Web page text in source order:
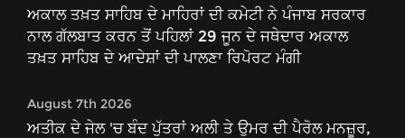
ਅਕਾਲ ਤਖ਼ਤ ਸਾਹਿਬ ਦੇ ਮਾਹਿਰਾਂ ਦੀ ਕਮੇਟੀ ਨੇ ਪੰਜਾਬ ਸਰਕਾਰ
ਨਾਲ ਗੱਲਬਾਤ ਕਰਨ ਤੋਂ ਪਹਿਲਾਂ 29 ਜੂਨ ਦੇ ਜਥੇਦਾਰ ਅਕਾਲ
ਤਖ਼ਤ ਸਾਹਿਬ ਦੇ ਆਦੇਸ਼ਾਂ ਦੀ ਪਾਲਣਾ ਰਿਪੋਰਟ ਮੰਗੀ
August 7th 2026
ਅਤੀਕ ਦੇ ਜੇਲ 'ਚ ਬੰਦ ਪੁੱਤਰਾਂ ਅਲੀ ਤੇ ਉਮਰ ਦੀ ਪੈਰੋਲ ਮਨਜ਼ੂਰ,